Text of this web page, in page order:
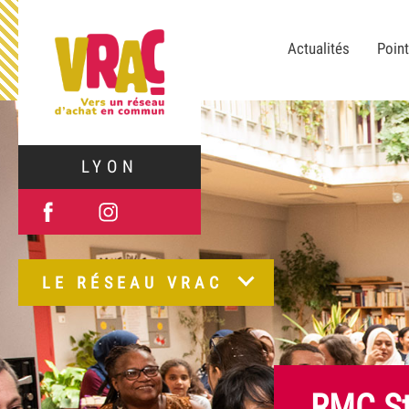
LYON
Actualités
LE RÉSEAU VRAC